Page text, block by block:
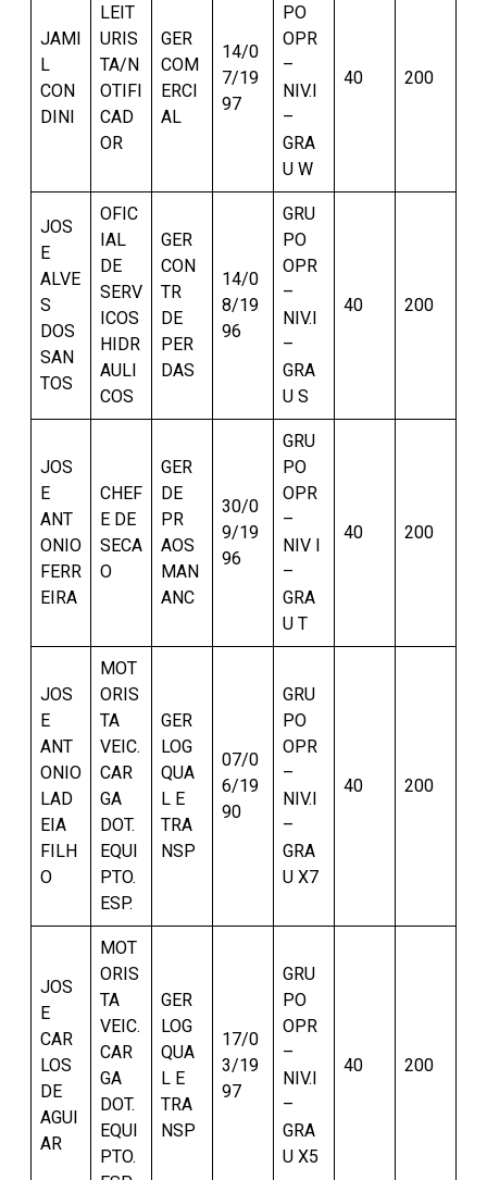
JAMI
L
CON
DINI
LEIT
URIS
TA/N
OTIFI
CAD
OR
GER
COM
ERCI
AL
14/0
7/19
97
PO
OPR
–
NIV.I
–
GRA
U W
40 200
JOS
E
ALVE
S
DOS
SAN
TOS
OFIC
IAL
DE
SERV
ICOS
HIDR
AULI
COS
GER
CON
TR
DE
PER
DAS
14/0
8/19
96
GRU
PO
OPR
–
NIV.I
–
GRA
U S
40 200
JOS
E
ANT
ONIO
FERR
EIRA
CHEF
E DE
SECA
O
GER
DE
PR
AOS
MAN
ANC
30/0
9/19
96
GRU
PO
OPR
–
NIV I
–
GRA
U T
40 200
JOS
E
ANT
ONIO
LAD
EIA
FILH
O
MOT
ORIS
TA
VEIC.
CAR
GA
DOT.
EQUI
PTO.
ESP.
GER
LOG
QUA
L E
TRA
NSP
07/0
6/19
90
GRU
PO
OPR
–
NIV.I
–
GRA
U X7
40 200
JOS
E
CAR
LOS
DE
AGUI
AR
MOT
ORIS
TA
VEIC.
CAR
GA
DOT.
EQUI
PTO.
GER
LOG
QUA
L E
TRA
NSP
17/0
3/19
97
GRU
PO
OPR
–
NIV.I
–
GRA
U X5
40 200